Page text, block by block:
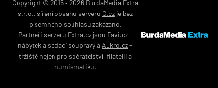
Copyright © 2015 ‐ 2026 BurdaMedia Extra
s.r.o., šíření obsahu serveru G.czje bez
písemného souhlasu zakázáno.
Partneři serveru Extra.czjsou Favi.cz-
nábytek a sedací soupravya Aukro.cz-
tržiště nejen pro sběratelství, filatelii a
numismatiku.